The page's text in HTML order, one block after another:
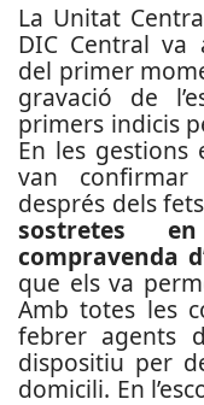
La Unitat
DIC Central va
del primer
gravació de
primers indicis
En les gestions
van confirmar
després dels
sostretes
compravenda
que els va
Amb totes les
febrer agents
dispositiu per
domicili. En